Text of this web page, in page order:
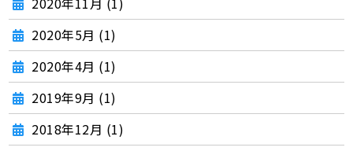
2020年5月 (1)
2020年4月 (1)
2019年9月 (1)
2018年12月 (1)